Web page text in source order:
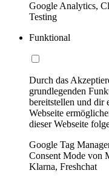
Google Analytics,
Testing
Funktional
Durch das
grundlegenden
bereitstellen und dir
Webseite
dieser Webseite
Google Tag
Consent Mode von
Klarna, Freshchat